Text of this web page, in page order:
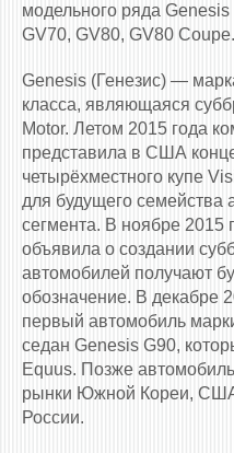
модельного ряда
GV70, GV80, GV80 Coupe.
Genesis (Генезис) —
класса, являющаяся
Motor. Летом 2015 года
представила в США
четырёхместного купе
для будущего
сегмента. В ноябре 2015
объявила о создании
автомобилей получают
обозначение. В декабре
первый автомобиль
седан Genesis G90,
Equus. Позже
рынки Южной Кореи,
России.